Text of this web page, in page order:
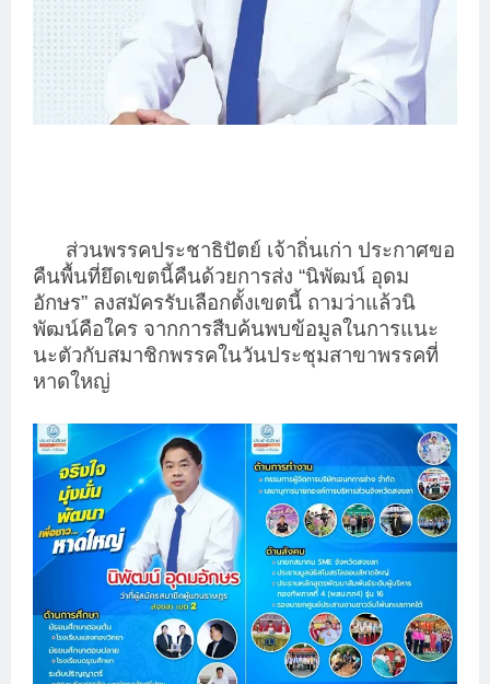
ส่วนพรรคประชาธิปัตย์ เจ้าถิ่นเก่า ประกาศขอ
คืนพื้นที่ยึดเขตนี้คืนด้วยการส่ง “นิพัฒน์ อุดม
อักษร” ลงสมัครรับเลือกตั้งเขตนี้ ถามว่าแล้วนิ
พัฒน์คือใคร จากการสืบค้นพบข้อมูลในการแนะ
นะตัวกับสมาชิกพรรคในวันประชุมสาขาพรรคที่
หาดใหญ่